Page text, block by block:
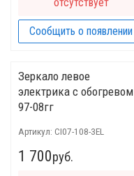
Сообщить о появлении
Зеркало левое
электрика с обогревом
97-08гг
Артикул: CI07-108-3EL
1 700руб.